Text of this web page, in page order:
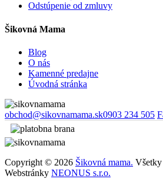
Odstúpenie od zmluvy
Šikovná Mama
Blog
O nás
Kamenné predajne
Úvodná stránka
obchod@sikovnamama.sk0903 234 505
Copyright © 2026 Šikovná mama. Všetky
Webstránky NEONUS s.r.o.